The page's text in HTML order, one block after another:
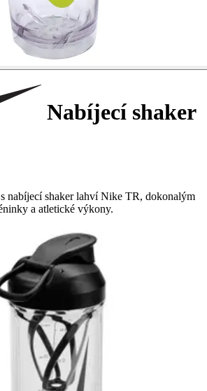
Nabíjecí shaker
nabíjecí shaker lahví Nike TR, dokonalým
a atletické výkony.